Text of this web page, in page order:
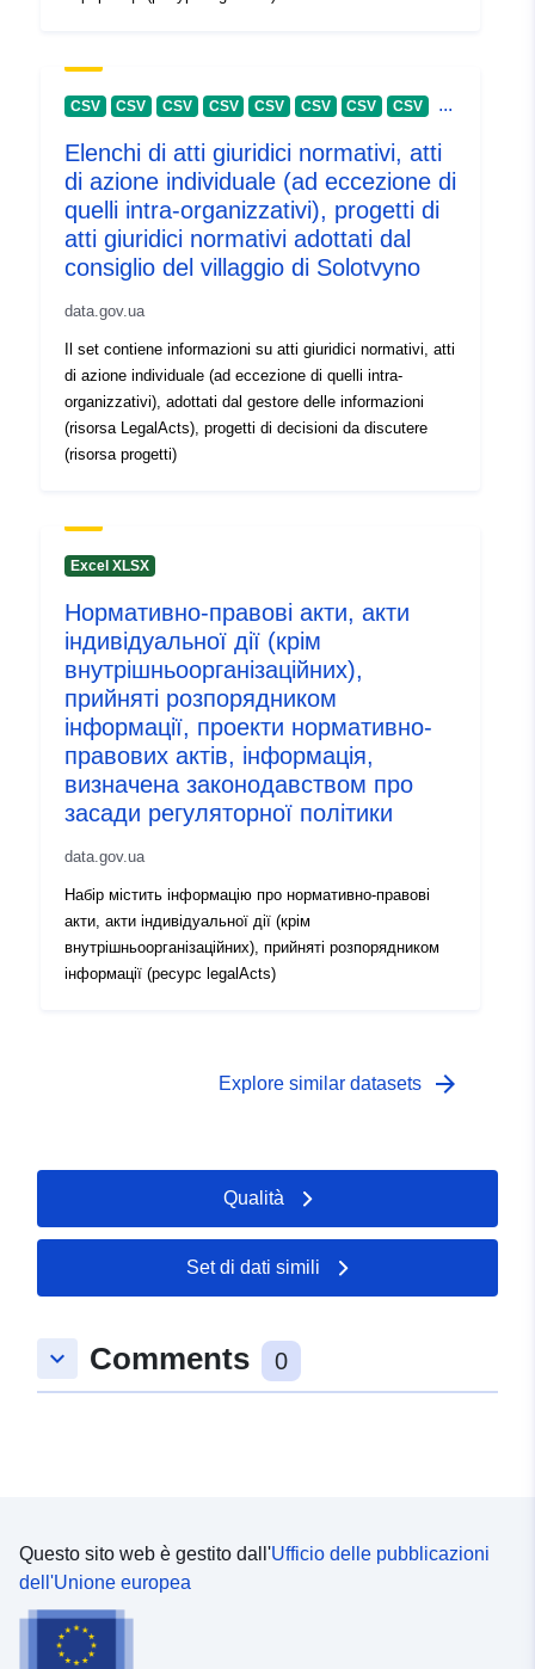
CSV CSV CSV CSV CSV CSV CSV CSV ...
Elenchi di atti giuridici normativi, atti
di azione individuale (ad eccezione di
quelli intra-organizzativi), progetti di
atti giuridici normativi adottati dal
consiglio del villaggio di Solotvyno
data.gov.ua
Il set contiene informazioni su atti giuridici normativi, atti
di azione individuale (ad eccezione di quelli intra-
organizzativi), adottati dal gestore delle informazioni
(risorsa LegalActs), progetti di decisioni da discutere
(risorsa progetti)
Excel XLSX
Нормативно-правові акти, акти
індивідуальної дії (крім
внутрішньоорганізаційних),
прийняті розпорядником
інформації, проекти нормативно-
правових актів, інформація,
визначена законодавством про
засади регуляторної політики
data.gov.ua
Набір містить інформацію про нормативно-правові
акти, акти індивідуальної дії (крім
внутрішньоорганізаційних), прийняті розпорядником
інформації (ресурс legalActs)
Explore similar datasets arrow_forward
Qualità
Set di dati simili
keyboard_arrow_down Comments 0
Questo sito web è gestito dall'Ufficio delle pubblicazioni
dell'Unione europea